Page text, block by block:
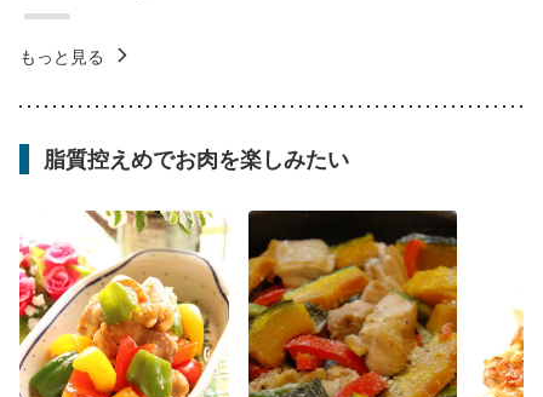
もっと見る
脂質控えめでお肉を楽しみたい